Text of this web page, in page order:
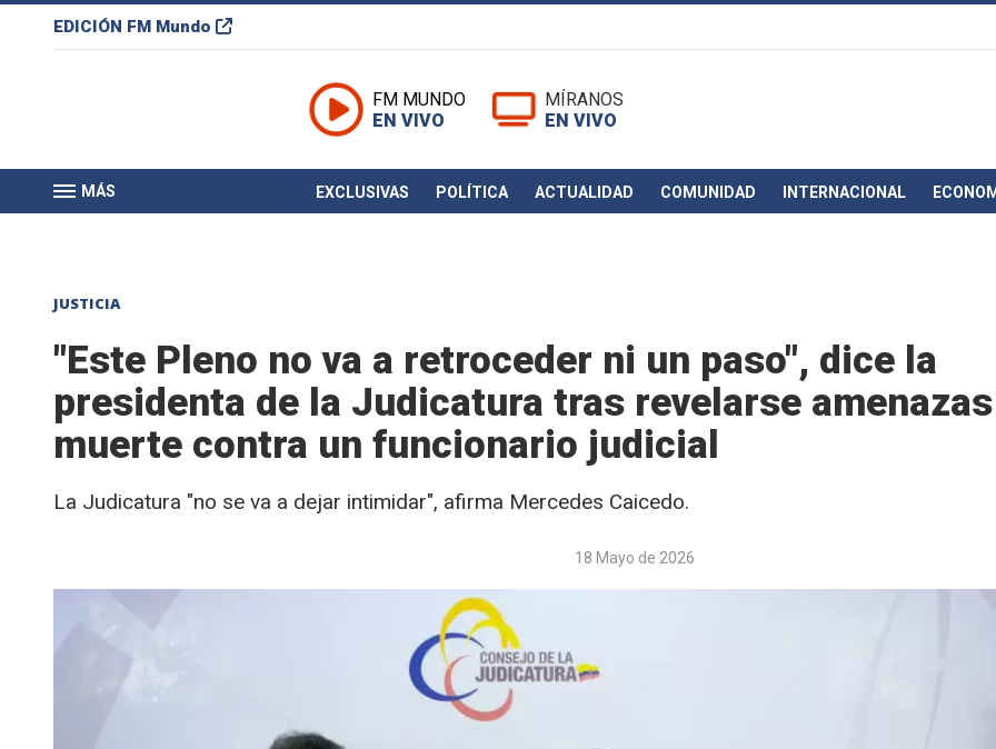
EDICIÓN FM Mundo
FM MUNDO
EN VIVO
MÍRANOS
EN VIVO
MÁS EXCLUSIVAS POLÍTICA ACTUALIDAD COMUNIDAD INTERNACIONAL
JUSTICIA
"Este Pleno no va a retroceder ni un paso", dice la
presidenta de la Judicatura tras revelarse
muerte contra un funcionario judicial
La Judicatura "no se va a dejar intimidar", afirma Mercedes Caicedo.
18 Mayo de 2026